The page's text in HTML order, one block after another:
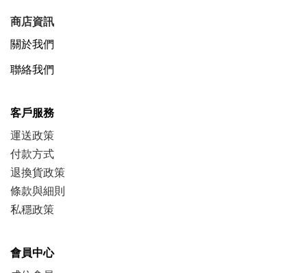
商店資訊
關於我們
聯絡我們
客戶服務
運送政策
付款方式
退換貨政策
條款與細則
私穩政策
會員中心